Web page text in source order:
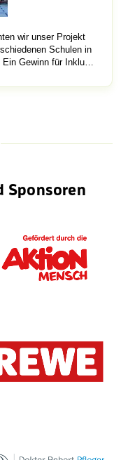
wir unser Projekt
Schulen in
Ein Gewinn für Inklu…
Sponsoren